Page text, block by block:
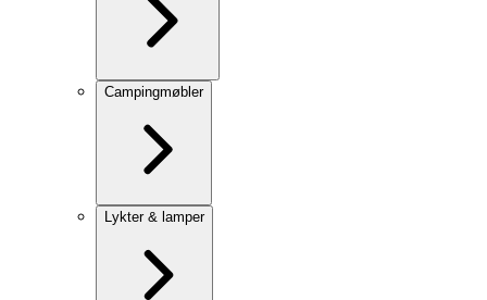
Campingmøbler
Lykter & lamper